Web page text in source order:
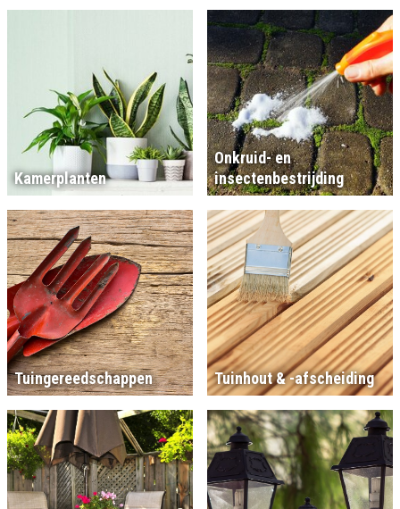
Kamerplanten
Onkruid- en
insectenbestrijding
Tuingereedschappen Tuinhout & -afscheiding